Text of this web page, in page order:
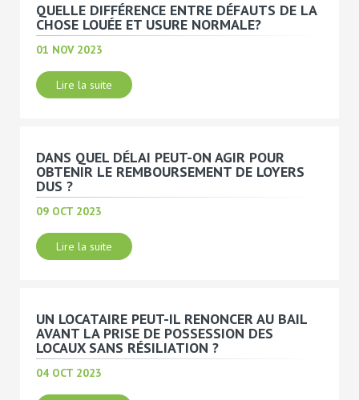
QUELLE DIFFÉRENCE ENTRE DÉFAUTS DE LA
CHOSE LOUÉE ET USURE NORMALE?
01 NOV 2023
Lire la suite
DANS QUEL DÉLAI PEUT-ON AGIR POUR
OBTENIR LE REMBOURSEMENT DE LOYERS
DUS ?
09 OCT 2023
Lire la suite
UN LOCATAIRE PEUT-IL RENONCER AU BAIL
AVANT LA PRISE DE POSSESSION DES
LOCAUX SANS RÉSILIATION ?
04 OCT 2023